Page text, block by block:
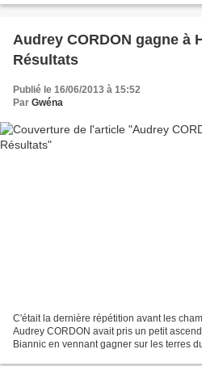
Audrey CORDON gagne à
Résultats
Publié le 16/06/2013 à 15:52
Par Gwéna
C'était la dernière répétition avant les
Audrey CORDON avait pris un petit
Biannic en vennant gagner sur les terres